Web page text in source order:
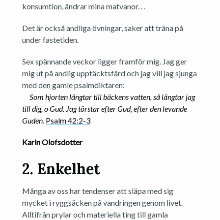
konsumtion, ändrar mina matvanor. . .
Det är också andliga övningar, saker att träna på
under fastetiden.
Sex spännande veckor ligger framför mig. Jag ger
mig ut på andlig upptäcktsfärd och jag vill jag sjunga
med den gamle psalmdiktaren:
Som hjorten längtar till bäckens vatten, så längtar jag
till dig, o Gud. Jag törstar efter Gud, efter den levande
Guden. Psalm 42:2-3
Karin Olofsdotter
2. Enkelhet
Många av oss har tendenser att släpa med sig
mycket i ryggsäcken på vandringen genom livet.
Alltifrån prylar och materiella ting till gamla